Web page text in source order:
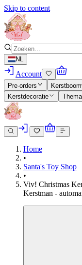
Skip to content
NL
Account
Pre-orders
Kerstdecoratie
Home
•
Santa's Toy Shop
•
Viv! Christmas
Kerstman -